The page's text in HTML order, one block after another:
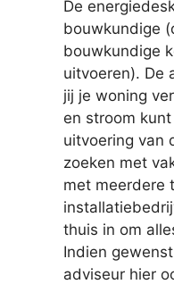
De
bouwkundige
bouwkundige
uitvoeren). De
jij je woning
en stroom
uitvoering van
zoeken met
met meerdere
thuis in om
Indien
adviseur hier